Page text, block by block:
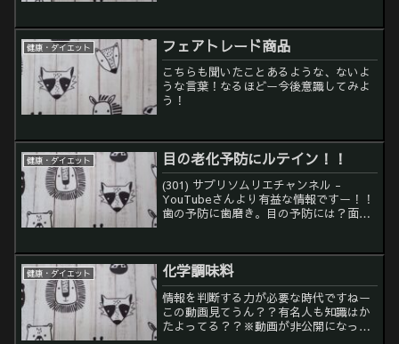
は、、、、なんで、私はサプリ買って飲
んでます（時々）毎晩飲む...
健康・ダイエット フェアトレード商品
こちらも聞いたことあるような、ないよ
うな言葉！なるほどー今後意識してみよ
う！
健康・ダイエット 目の老化予防にルテイン！！
(301) サプリソムリエチャンネル -
YouTubeさんより有益な情報ですー！！
歯の予防に歯磨き。目の予防には？面白
アキサンチン。2つを多く含む食材が、ル
テインを多...
健康・ダイエット 化学調味料
情報を判断する力が必要な時代ですねー
この動画見てうん？？有名人も知識はか
たよってる？？※動画が非公開になって